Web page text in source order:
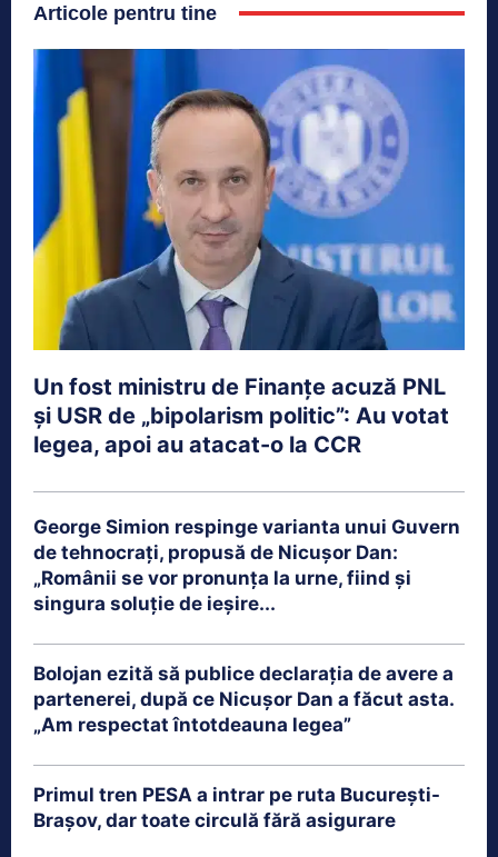
Articole pentru tine
Un fost ministru de Finanțe acuză PNL
și USR de „bipolarism politic”: Au votat
legea, apoi au atacat-o la CCR
George Simion respinge varianta unui Guvern
de tehnocrați, propusă de Nicușor Dan:
„Românii se vor pronunța la urne, fiind și
singura soluție de ieșire...
Bolojan ezită să publice declarația de avere a
partenerei, după ce Nicușor Dan a făcut asta.
„Am respectat întotdeauna legea”
Primul tren PESA a intrar pe ruta București-
Brașov, dar toate circulă fără asigurare